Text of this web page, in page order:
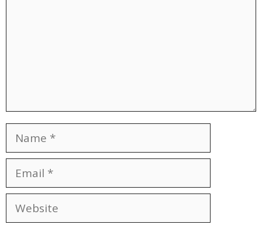
Name
Email
Website